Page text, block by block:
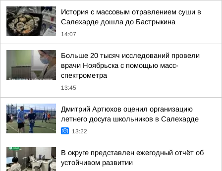
История с массовым отравлением суши в
Салехарде дошла до Бастрыкина
14:07
Больше 20 тысяч исследований провели
врачи Ноябрьска с помощью масс-
спектрометра
13:45
Дмитрий Артюхов оценил организацию
летнего досуга школьников в Салехарде
13:22
В округе представлен ежегодный отчёт об
устойчивом развитии